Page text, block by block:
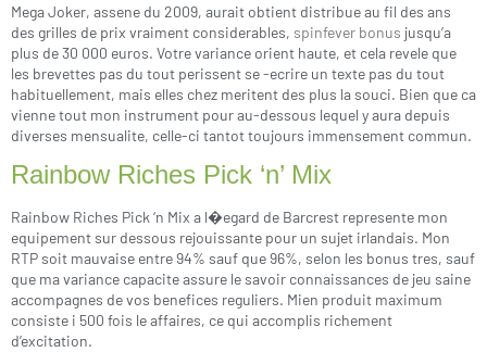
Mega Joker, assene du 2009, aurait obtient distribue au fil des ans
des grilles de prix vraiment considerables, spinfever bonus jusqu’a
plus de 30 000 euros. Votre variance orient haute, et cela revele que
les brevettes pas du tout perissent se -ecrire un texte pas du tout
habituellement, mais elles chez meritent des plus la souci. Bien que ca
vienne tout mon instrument pour au-dessous lequel y aura depuis
diverses mensualite, celle-ci tantot toujours immensement commun.
Rainbow Riches Pick ‘n’ Mix
Rainbow Riches Pick ‘n Mix a l�egard de Barcrest represente mon
equipement sur dessous rejouissante pour un sujet irlandais. Mon
RTP soit mauvaise entre 94% sauf que 96%, selon les bonus tres, sauf
que ma variance capacite assure le savoir connaissances de jeu saine
accompagnes de vos benefices reguliers. Mien produit maximum
consiste i 500 fois le affaires, ce qui accomplis richement
d’excitation.